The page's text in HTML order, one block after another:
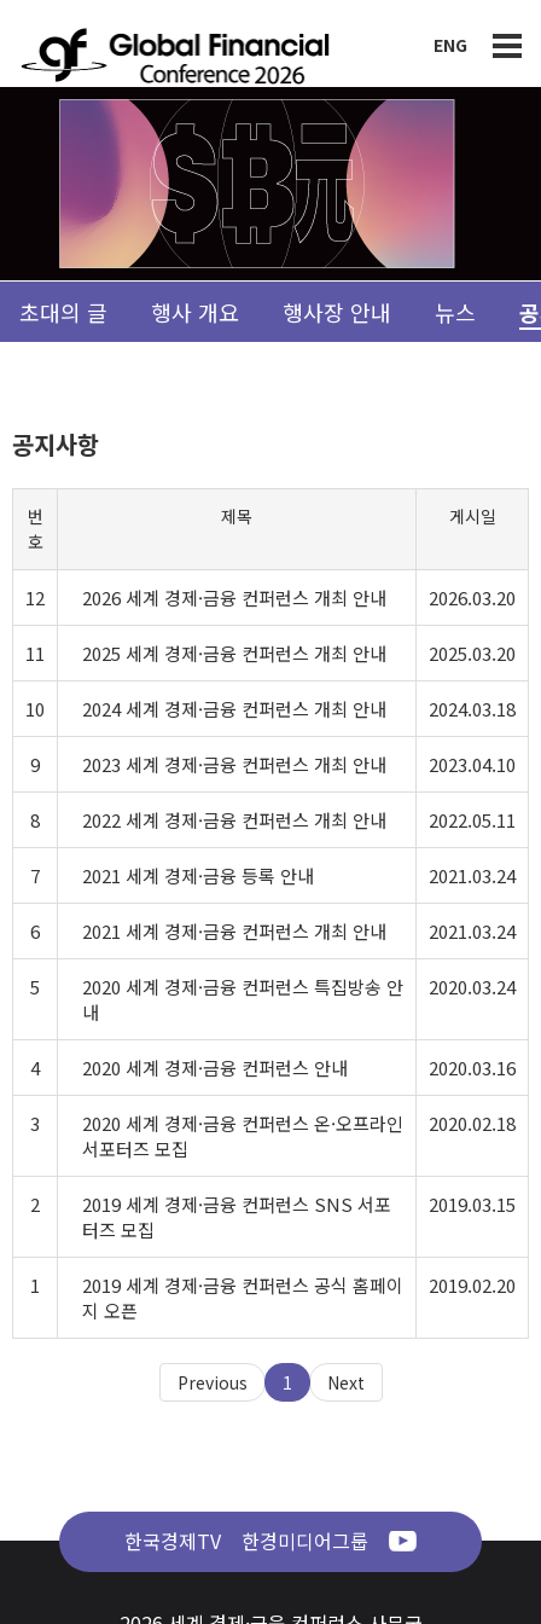
ENG
초대의 글 행사 개요 행사장 안내 뉴스
공지사항
번
호
제목 게시일
12 2026 세계 경제·금융 컨퍼런스 개최 안내 2026.03.20
11 2025 세계 경제·금융 컨퍼런스 개최 안내 2025.03.20
10 2024 세계 경제·금융 컨퍼런스 개최 안내 2024.03.18
9 2023 세계 경제·금융 컨퍼런스 개최 안내 2023.04.10
8 2022 세계 경제·금융 컨퍼런스 개최 안내 2022.05.11
7 2021 세계 경제·금융 등록 안내 2021.03.24
6 2021 세계 경제·금융 컨퍼런스 개최 안내 2021.03.24
5
2020 세계 경제·금융 컨퍼런스 특집방송 안
내
2020.03.24
4 2020 세계 경제·금융 컨퍼런스 안내 2020.03.16
3
2020 세계 경제·금융 컨퍼런스 온·오프라인
서포터즈 모집
2020.02.18
2
2019 세계 경제·금융 컨퍼런스 SNS 서포
터즈 모집
2019.03.15
1
2019 세계 경제·금융 컨퍼런스 공식 홈페이
지 오픈
2019.02.20
Previous 1 Next
한국경제TV 한경미디어그룹